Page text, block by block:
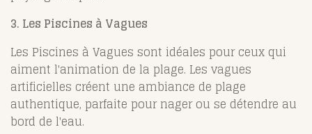
3. Les Piscines à Vagues
Les Piscines à Vagues sont idéales pour ceux qui
aiment l'animation de la plage. Les vagues
artificielles créent une ambiance de plage
authentique, parfaite pour nager ou se détendre au
bord de l'eau.